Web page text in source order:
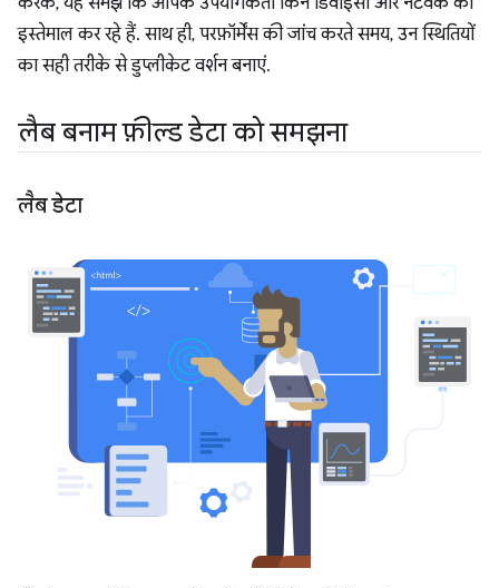
इस्तेमाल कर रहे हैं. साथ ही, परफ़ॉर्मेंस की जांच करते समय, उन स्थितियों
का सही तरीके से डुप्लीकेट वर्शन बनाएं.
लैब बनाम फ़ील्ड डेटा को समझना
लैब डेटा